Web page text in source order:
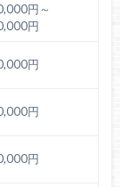
円～
円
円
円
円